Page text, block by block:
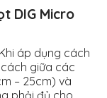
DIG Micro
áp dụng cách
giữa các
– 25cm) và